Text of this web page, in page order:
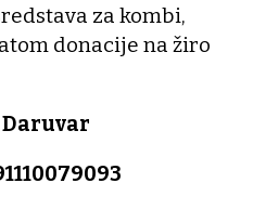
za kombi,
donacije na žiro